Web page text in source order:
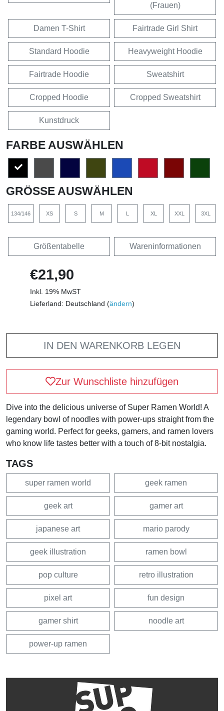
(Frauen)
Damen T-Shirt Fairtrade Girl Shirt
Standard Hoodie Heavyweight Hoodie
Fairtrade Hoodie Sweatshirt
Cropped Hoodie Cropped Sweatshirt
Kunstdruck
FARBE AUSWÄHLEN
GRÖSSE AUSWÄHLEN
134/146 XS S M L XL XXL 3XL
Größentabelle Wareninformationen
€21,90
Inkl. 19% MwST
Lieferland: Deutschland (ändern)
IN DEN WARENKORB LEGEN
Zur Wunschliste hinzufügen
Dive into the delicious universe of Super Ramen World! A
legendary bowl of noodles with power-ups straight from the
gaming world. Perfect for geeks, gamers, and ramen lovers
who know life tastes better with a touch of 8-bit nostalgia.
TAGS
super ramen world geek ramen
geek art gamer art
japanese art mario parody
geek illustration ramen bowl
pop culture retro illustration
pixel art fun design
gamer shirt noodle art
power-up ramen